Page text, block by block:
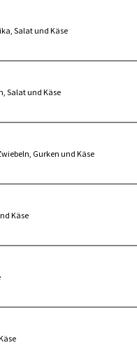
Salat und Käse
Salat und Käse
Gurken und Käse
Käse